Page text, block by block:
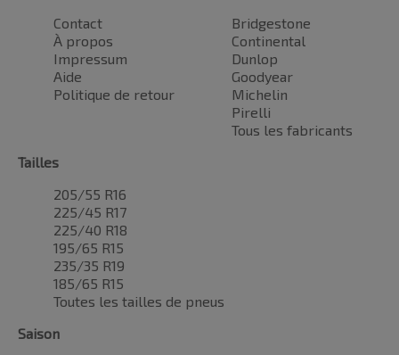
Contact
À propos
Impressum
Aide
Politique de retour
Bridgestone
Continental
Dunlop
Goodyear
Michelin
Pirelli
Tous les fabricants
Tailles
205/55 R16
225/45 R17
225/40 R18
195/65 R15
235/35 R19
185/65 R15
Toutes les tailles de pneus
Saison